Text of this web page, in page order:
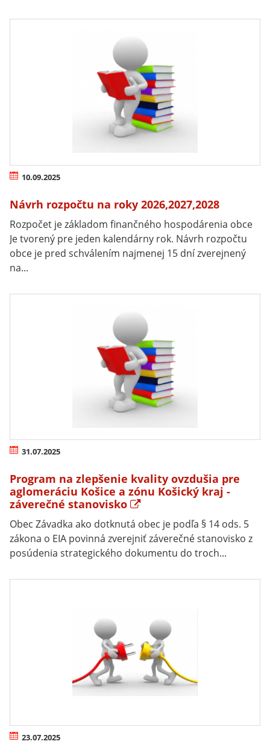
10.09.2025
Návrh rozpočtu na roky 2026,2027,2028
Rozpočet je základom finančného hospodárenia obce
Je tvorený pre jeden kalendárny rok. Návrh rozpočtu
obce je pred schválením najmenej 15 dní zverejnený
na...
31.07.2025
Program na zlepšenie kvality ovzdušia pre
aglomeráciu Košice a zónu Košický kraj -
záverečné stanovisko
Obec Závadka ako dotknutá obec je podľa § 14 ods. 5
zákona o EIA povinná zverejniť záverečné stanovisko z
posúdenia strategického dokumentu do troch...
23.07.2025